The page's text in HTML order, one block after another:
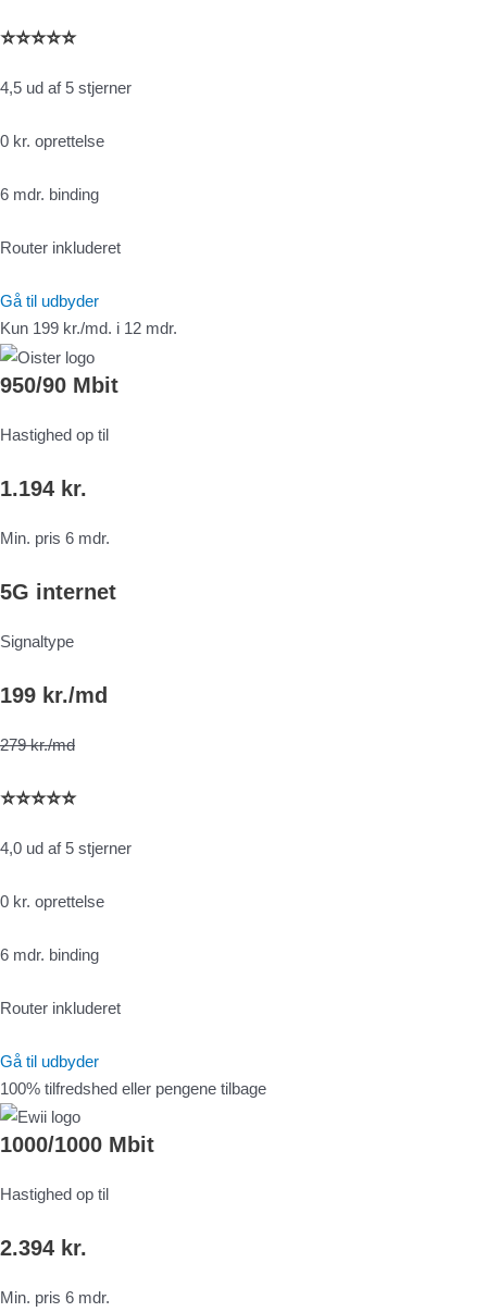
⭐⭐⭐⭐⭐
4,5 ud af 5 stjerner
0 kr. oprettelse
6 mdr. binding
Router inkluderet
Gå til udbyder
Kun 199 kr./md. i 12 mdr.
950/90 Mbit
Hastighed op til
1.194 kr.
Min. pris 6 mdr.
5G internet
Signaltype
199 kr./md
279 kr./md
⭐⭐⭐⭐⭐
4,0 ud af 5 stjerner
0 kr. oprettelse
6 mdr. binding
Router inkluderet
Gå til udbyder
100% tilfredshed eller pengene tilbage
1000/1000 Mbit
Hastighed op til
2.394 kr.
Min. pris 6 mdr.